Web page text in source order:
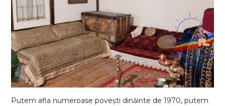
Putem afla numeroase povești dinăinte de 1970, putem